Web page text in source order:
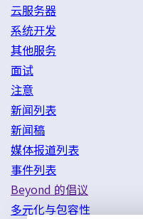
云服务器
系统开发
其他服务
面试
注意
新闻列表
新闻稿
媒体报道列表
事件列表
Beyond 的倡议
多元化与包容性